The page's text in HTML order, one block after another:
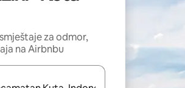
za odmor,
na Airbnbu